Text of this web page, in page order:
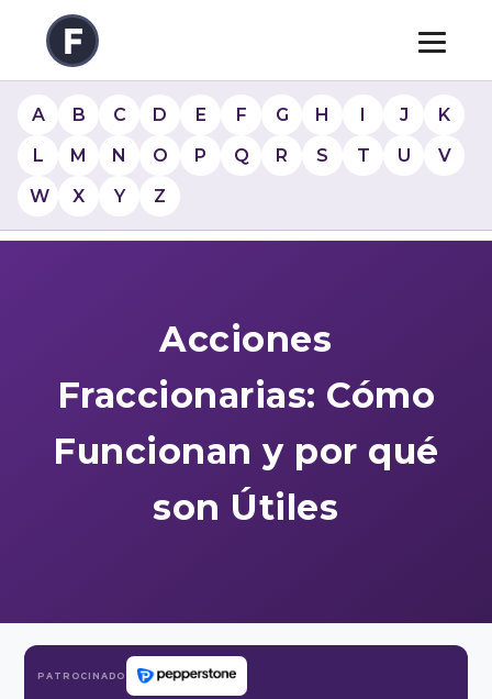
A B C D E F G H I J
K
L
M N O P Q R S T U
V
W
X Y Z
Acciones
Fraccionarias: Cómo
Funcionan y por qué
son Útiles
PATROCINADO